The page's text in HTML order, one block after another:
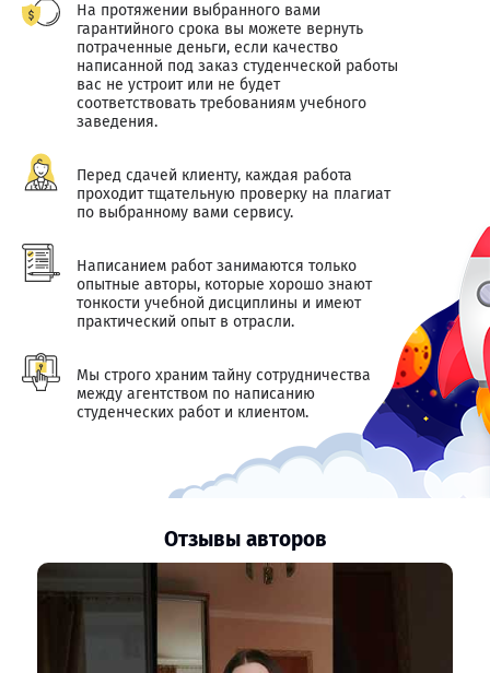
На протяжении выбранного вами
гарантийного срока вы можете вернуть
потраченные деньги, если качество
написанной под заказ студенческой работы
вас не устроит или не будет
соответствовать требованиям учебного
заведения.
Перед сдачей клиенту, каждая работа
проходит тщательную проверку на плагиат
по выбранному вами сервису.
Написанием работ занимаются только
опытные авторы, которые хорошо знают
тонкости учебной дисциплины и имеют
практический опыт в отрасли.
Мы строго храним тайну сотрудничества
между агентством по написанию
студенческих работ и клиентом.
Отзывы авторов